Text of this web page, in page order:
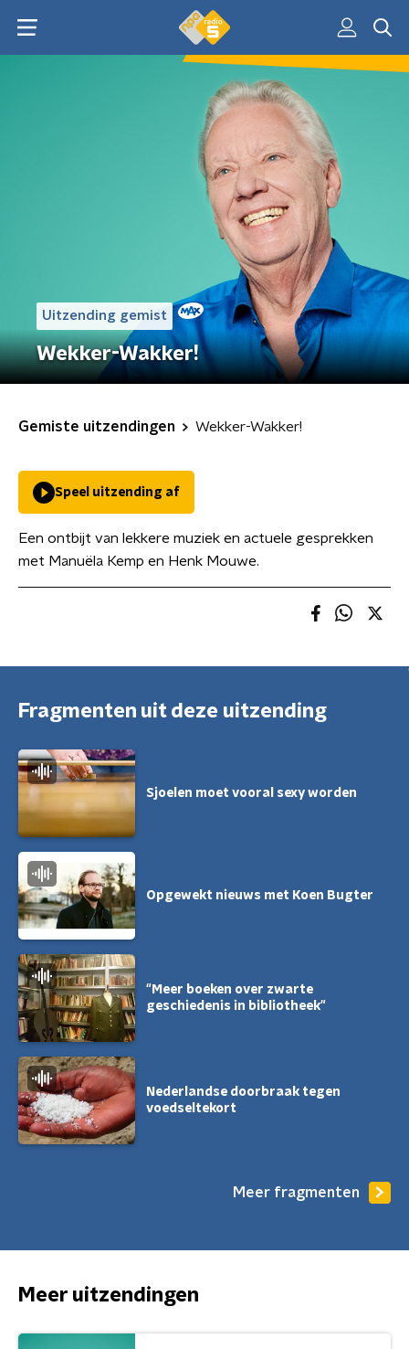
Uitzending gemist
Wekker-Wakker!
Gemiste uitzendingen Wekker-Wakker!
Speel uitzending af
Een ontbijt van lekkere muziek en actuele gesprekken
met Manuëla Kemp en Henk Mouwe.
Fragmenten uit deze uitzending
Sjoelen moet vooral sexy worden
Opgewekt nieuws met Koen Bugter
"Meer boeken over zwarte
geschiedenis in bibliotheek"
Nederlandse doorbraak tegen
voedseltekort
Meer fragmenten
Meer uitzendingen